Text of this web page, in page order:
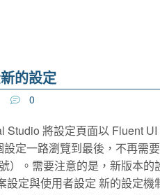
的設定
0
Studio 將設定頁面以 Fluent
定一路瀏覽到最後，不再需
）。需要注意的是，新版本
設定與使用者設定 新的設定